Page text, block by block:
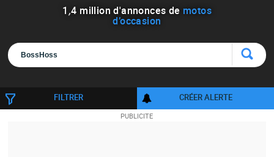
1 ,4 million d'annonces de motos
d’occasion
FILTRER CRÉER ALERTE